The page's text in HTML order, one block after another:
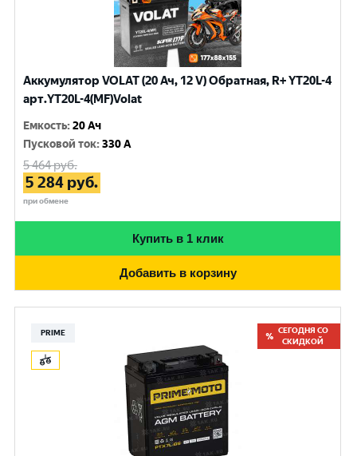
Аккумулятор VOLAT (20 Ач, 12 V) Обратная, R+ YT20L-4
арт.YT20L-4(MF)Volat
Емкость:20 Ач
Пусковой ток:330 A
5 464руб.
5 284 руб.
при обмене
Купить в 1 клик
Добавить в корзину
PRIME
СЕГОДНЯ СО
СКИДКОЙ